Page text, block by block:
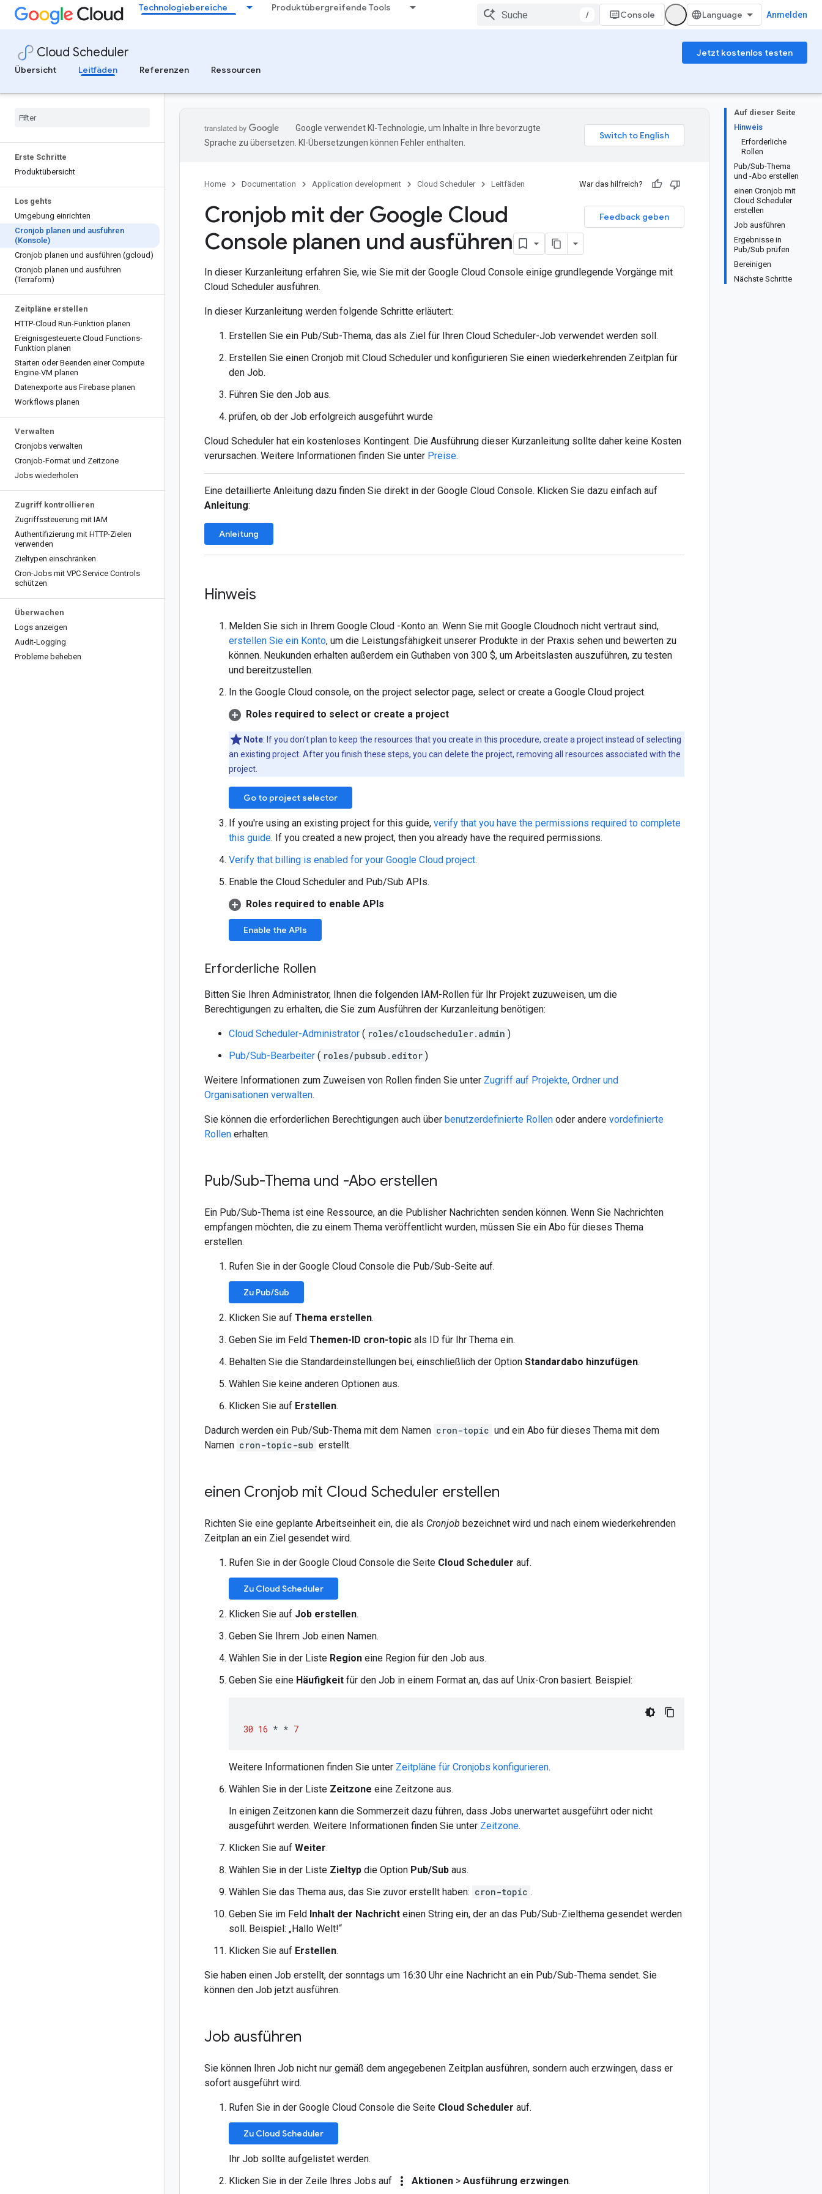
Technologiebereiche Produktübergreifende Tools
/ Console Anmelden
Cloud Scheduler
Jetzt kostenlos testen
Übersicht
Leitfäden Referenzen Ressourcen
Erste Schritte
Produktübersicht
Los gehts
Umgebung einrichten
Cronjob planen und ausführen
(Konsole)
Cronjob planen und ausführen (gcloud)
Cronjob planen und ausführen
(Terraform)
Zeitpläne erstellen
HTTP-Cloud Run-Funktion planen
Ereignisgesteuerte Cloud Functions-
Funktion planen
Starten oder Beenden einer Compute
Engine-VM planen
Datenexporte aus Firebase planen
Workflows planen
Verwalten
Cronjobs verwalten
Cronjob-Format und Zeitzone
Jobs wiederholen
Zugriff kontrollieren
Zugriffssteuerung mit IAM
Authentifizierung mit HTTP-Zielen
verwenden
Zieltypen einschränken
Cron-Jobs mit VPC Service Controls
schützen
Überwachen
Logs anzeigen
Audit-Logging
Probleme beheben
Auf dieser Seite
Hinweis
Erforderliche
Rollen
Pub/Sub-Thema
und -Abo erstellen
einen Cronjob mit
Cloud Scheduler
erstellen
Job ausführen
Ergebnisse in
Pub/Sub prüfen
Bereinigen
Nächste Schritte
Google verwendet KI-Technologie, um Inhalte in Ihre bevorzugte
Sprache zu übersetzen. KI-Übersetzungen können Fehler enthalten.
Home Documentation Application development Cloud Scheduler Leitfäden War das hilfreich?
Feedback geben
Cronjob mit der Google Cloud
Console planen und ausführen
In dieser Kurzanleitung erfahren Sie, wie Sie mit der Google Cloud Console einige grundlegende Vorgänge mit
Cloud Scheduler ausführen.
In dieser Kurzanleitung werden folgende Schritte erläutert:
Erstellen Sie ein Pub/Sub-Thema, das als Ziel für Ihren Cloud Scheduler-Job verwendet werden soll.
Erstellen Sie einen Cronjob mit Cloud Scheduler und konfigurieren Sie einen wiederkehrenden Zeitplan für
den Job.
Führen Sie den Job aus.
prüfen, ob der Job erfolgreich ausgeführt wurde
Cloud Scheduler hat ein kostenloses Kontingent. Die Ausführung dieser Kurzanleitung sollte daher keine Kosten
verursachen. Weitere Informationen finden Sie unter Preise.
Eine detaillierte Anleitung dazu finden Sie direkt in der Google Cloud Console. Klicken Sie dazu einfach auf
Anleitung:
Anleitung
Hinweis
Melden Sie sich in Ihrem Google Cloud -Konto an. Wenn Sie mit Google Cloudnoch nicht vertraut sind,
erstellen Sie ein Konto, um die Leistungsfähigkeit unserer Produkte in der Praxis sehen und bewerten zu
können. Neukunden erhalten außerdem ein Guthaben von 300 $, um Arbeitslasten auszuführen, zu testen
und bereitzustellen.
In the Google Cloud console, on the project selector page, select or create a Google Cloud project.
Roles required to select or create a project
Note: If you don't plan to keep the resources that you create in this procedure, create a project instead of selecting
an existing project. After you finish these steps, you can delete the project, removing all resources associated with the
project.
Go to project selector
If you're using an existing project for this guide, verify that you have the permissions required to complete
this guide. If you created a new project, then you already have the required permissions.
Verify that billing is enabled for your Google Cloud project.
Enable the Cloud Scheduler and Pub/Sub APIs.
Roles required to enable APIs
Enable the APIs
Erforderliche Rollen
Bitten Sie Ihren Administrator, Ihnen die folgenden IAM-Rollen für Ihr Projekt zuzuweisen, um die
Berechtigungen zu erhalten, die Sie zum Ausführen der Kurzanleitung benötigen:
Cloud Scheduler-Administrator ( roles/cloudscheduler.admin )
Pub/Sub-Bearbeiter ( roles/pubsub.editor )
Weitere Informationen zum Zuweisen von Rollen finden Sie unter Zugriff auf Projekte, Ordner und
Organisationen verwalten.
Sie können die erforderlichen Berechtigungen auch über benutzerdefinierte Rollen oder andere vordefinierte
Rollen erhalten.
Pub/Sub-Thema und -Abo erstellen
Ein Pub/Sub-Thema ist eine Ressource, an die Publisher Nachrichten senden können. Wenn Sie Nachrichten
empfangen möchten, die zu einem Thema veröffentlicht wurden, müssen Sie ein Abo für dieses Thema
erstellen.
Rufen Sie in der Google Cloud Console die Pub/Sub-Seite auf.
Zu Pub/Sub
Klicken Sie auf Thema erstellen.
Geben Sie im Feld Themen-ID cron-topic als ID für Ihr Thema ein.
Behalten Sie die Standardeinstellungen bei, einschließlich der Option Standardabo hinzufügen.
Wählen Sie keine anderen Optionen aus.
Klicken Sie auf Erstellen.
Dadurch werden ein Pub/Sub-Thema mit dem Namen cron-topic und ein Abo für dieses Thema mit dem
Namen cron-topic-sub erstellt.
einen Cronjob mit Cloud Scheduler erstellen
Richten Sie eine geplante Arbeitseinheit ein, die als Cronjob bezeichnet wird und nach einem wiederkehrenden
Zeitplan an ein Ziel gesendet wird.
Rufen Sie in der Google Cloud Console die Seite Cloud Scheduler auf.
Zu Cloud Scheduler
Klicken Sie auf Job erstellen.
Geben Sie Ihrem Job einen Namen.
Wählen Sie in der Liste Region eine Region für den Job aus.
Geben Sie eine Häufigkeit für den Job in einem Format an, das auf Unix-Cron basiert. Beispiel:
30 16 * * 7
Weitere Informationen finden Sie unter Zeitpläne für Cronjobs konfigurieren.
Wählen Sie in der Liste Zeitzone eine Zeitzone aus.
In einigen Zeitzonen kann die Sommerzeit dazu führen, dass Jobs unerwartet ausgeführt oder nicht
ausgeführt werden. Weitere Informationen finden Sie unter Zeitzone.
Klicken Sie auf Weiter.
Wählen Sie in der Liste Zieltyp die Option Pub/Sub aus.
Wählen Sie das Thema aus, das Sie zuvor erstellt haben: cron-topic .
Geben Sie im Feld Inhalt der Nachricht einen String ein, der an das Pub/Sub-Zielthema gesendet werden
soll. Beispiel: „Hallo Welt!“
Klicken Sie auf Erstellen.
Sie haben einen Job erstellt, der sonntags um 16:30 Uhr eine Nachricht an ein Pub/Sub-Thema sendet. Sie
können den Job jetzt ausführen.
Job ausführen
Sie können Ihren Job nicht nur gemäß dem angegebenen Zeitplan ausführen, sondern auch erzwingen, dass er
sofort ausgeführt wird.
Rufen Sie in der Google Cloud Console die Seite Cloud Scheduler auf.
Zu Cloud Scheduler
Ihr Job sollte aufgelistet werden.
Klicken Sie in der Zeile Ihres Jobs auf
more_vert Aktionen > Ausführung erzwingen.